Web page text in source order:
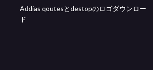
Addias qoutesとdestopのロゴダウンロー
ド